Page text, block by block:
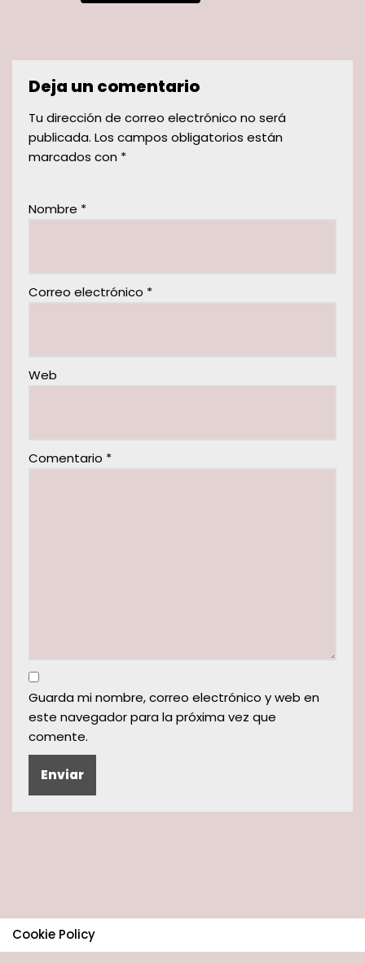
Deja un comentario
Tu dirección de correo electrónico no será
publicada. Los campos obligatorios están
marcados con *
Nombre *
Correo electrónico *
Web
Comentario *
Guarda mi nombre, correo electrónico y web en
este navegador para la próxima vez que
comente.
Cookie Policy